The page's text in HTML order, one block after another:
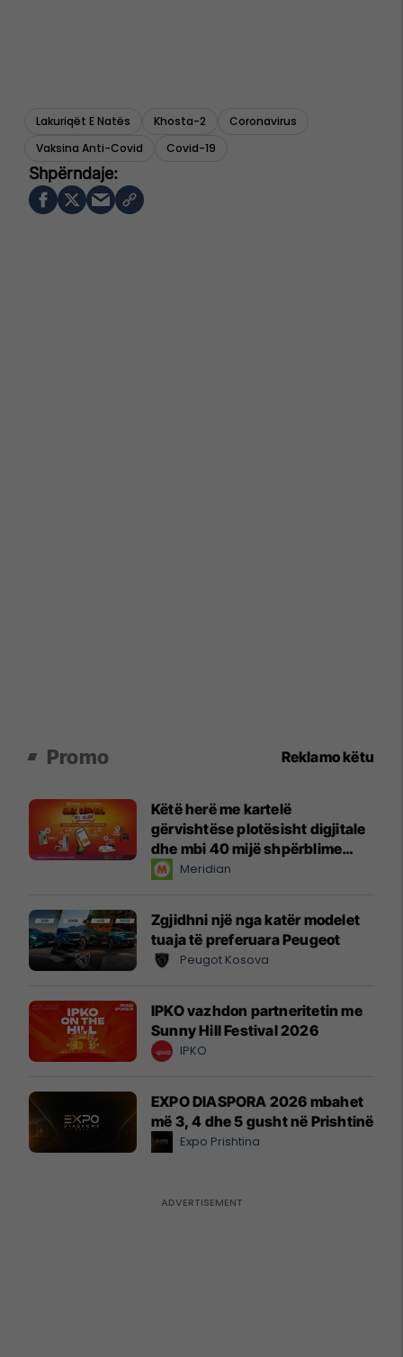
Lakuriqët E Natës Khosta-2
Coronavirus
Vaksina Anti-Covid
Covid-19
Promo Reklamo këtu
Këtë herë me kartelë
gërvishtëse plotësisht digjitale
dhe mbi 40 mijë shpërblime
instant!Meridian
Zgjidhni një nga katër modelet
tuaja të preferuara Peugeot
Peugot Kosova
IPKO vazhdon partneritetin me
Sunny Hill Festival 2026
IPKO
EXPO DIASPORA 2026 mbahet
më 3, 4 dhe 5 gusht në Prishtinë
Expo Prishtina